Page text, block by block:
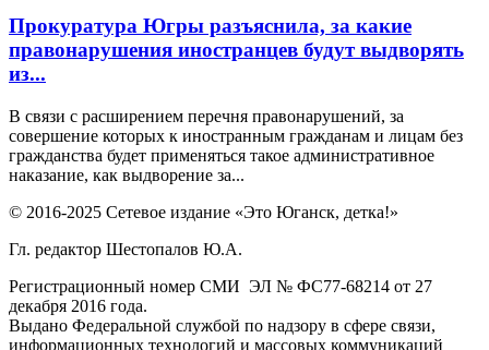
Прокуратура Югры разъяснила, за какие
правонарушения иностранцев будут выдворять
из...
В связи с расширением перечня правонарушений, за
совершение которых к иностранным гражданам и лицам без
гражданства будет применяться такое административное
наказание, как выдворение за...
© 2016-2025 Сетевое издание «Это Юганск, детка!»
Гл. редактор Шестопалов Ю.А.
Регистрационный номер СМИ ЭЛ № ФС77-68214 от 27
декабря 2016 года.
Выдано Федеральной службой по надзору в сфере связи,
информационных технологий и массовых коммуникаций